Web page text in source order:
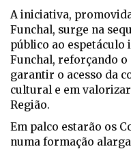
A iniciativa,
Funchal, surge na
público ao espetáculo
Funchal, reforçando
garantir o acesso da
cultural e em
Região.
Em palco estarão os
numa formação